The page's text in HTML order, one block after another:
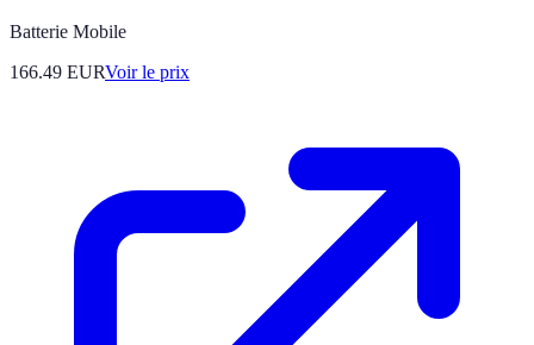
Batterie Mobile
166.49 EURVoir le prix